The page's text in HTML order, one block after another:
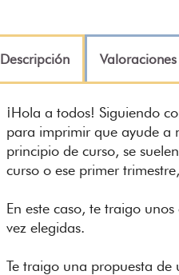
Descripción
¡Hola a todos! Siguiendo
para imprimir que ayude a
principio de curso, se
curso o ese primer
En este caso, te traigo
vez elegidas.
Te traigo una propuesta